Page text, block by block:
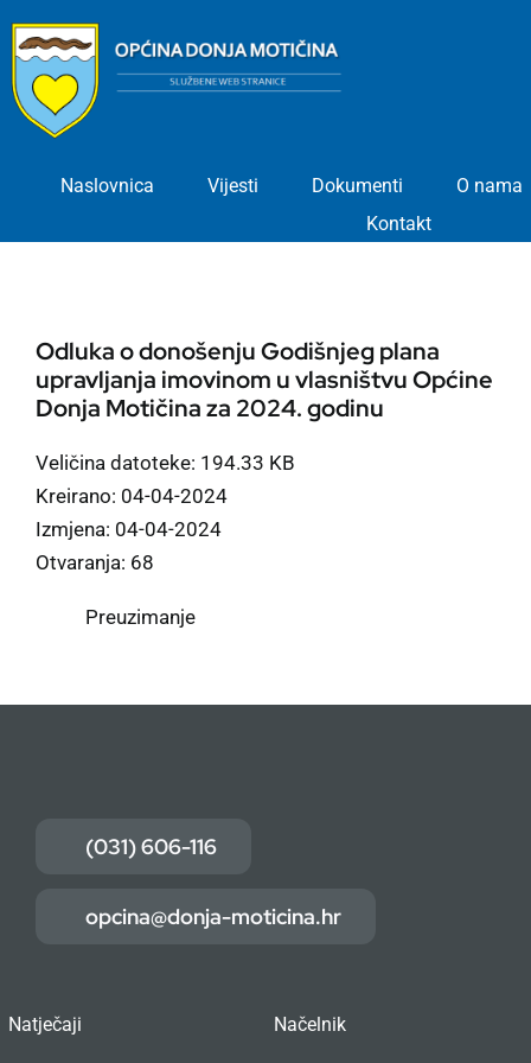
content
Naslovnica Vijesti Dokumenti
O nama
Kontakt
Odluka o donošenju Godišnjeg plana
upravljanja imovinom u vlasništvu Općine
Donja Motičina za 2024. godinu
Veličina datoteke: 194.33 KB
Kreirano: 04-04-2024
Izmjena: 04-04-2024
Otvaranja: 68
Preuzimanje
(031) 606-116
opcina@donja-moticina.hr
Natječaji Načelnik